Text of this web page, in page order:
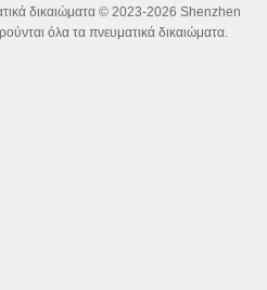
δικαιώματα © 2023-2026 Shenzhen
όλα τα πνευματικά δικαιώματα.